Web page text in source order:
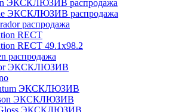
ЭКСКЛЮЗИВ распродажа
ЭКСКЛЮЗИВ распродажа
распродажа
RECT
RECT 49.1x98.2
распродажа
ЭКСКЛЮЗИВ
ЭКСКЛЮЗИВ
ЭКСКЛЮЗИВ
ЭКСКЛЮЗИВ